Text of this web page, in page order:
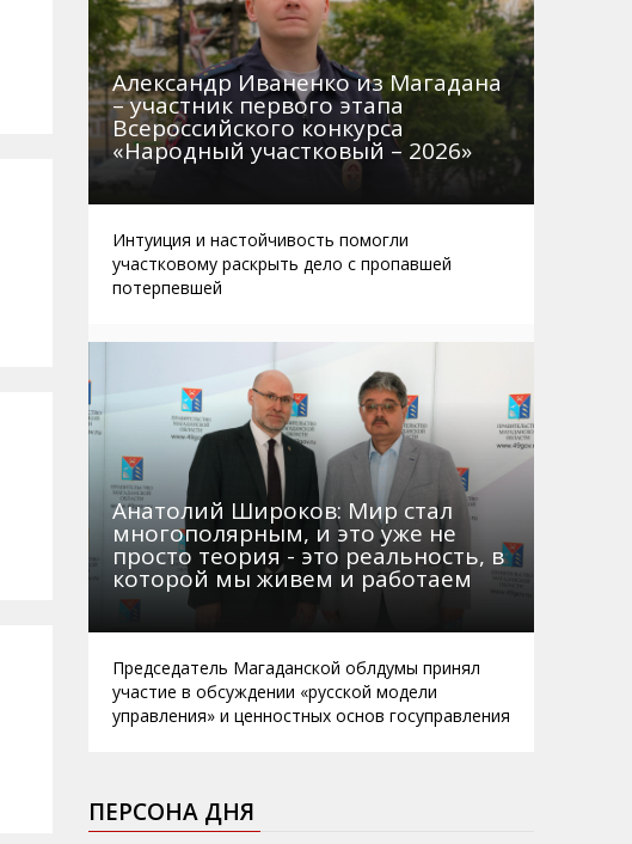
Александр Иваненко из Магадана
– участник первого этапа
Всероссийского конкурса
«Народный участковый – 2026»
Интуиция и настойчивость помогли
участковому раскрыть дело с пропавшей
потерпевшей
Анатолий Широков: Мир стал
многополярным, и это уже не
просто теория - это реальность, в
которой мы живем и работаем
Председатель Магаданской облдумы принял
участие в обсуждении «русской модели
управления» и ценностных основ госуправления
ПЕРСОНА ДНЯ